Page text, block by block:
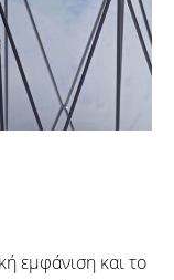
εμφάνιση και το